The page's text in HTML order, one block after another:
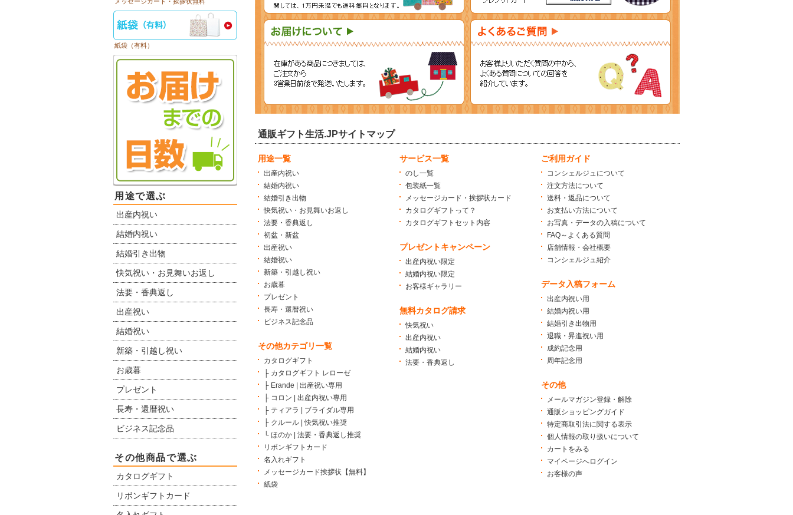
通販ギフト生活.JPサイトマップ
用途一覧
出産内祝い
結婚内祝い
結婚引き出物
快気祝い・お見舞いお返し
法要・香典返し
初盆・新盆
出産祝い
結婚祝い
新築・引越し祝い
お歳暮
プレゼント
長寿・還暦祝い
ビジネス記念品
その他カテゴリ一覧
カタログギフト
├ カタログギフト レローゼ
├ Erande | 出産祝い専用
├ コロン | 出産内祝い専用
├ ティアラ | ブライダル専用
├ クルール | 快気祝い推奨
└ ほのか | 法要・香典返し推奨
リボンギフトカード
名入れギフト
メッセージカード挨拶状【無料】
紙袋
サービス一覧
のし一覧
包装紙一覧
メッセージカード・挨拶状カード
カタログギフトって？
カタログギフトセット内容
プレゼントキャンペーン
出産内祝い限定
結婚内祝い限定
お客様ギャラリー
無料カタログ請求
快気祝い
出産内祝い
結婚内祝い
法要・香典返し
ご利用ガイド
コンシェルジュについて
注文方法について
送料・返品について
お支払い方法について
お写真・データの入稿について
FAQ～よくある質問
店舗情報・会社概要
コンシェルジュ紹介
データ入稿フォーム
出産内祝い用
結婚内祝い用
結婚引き出物用
退職・昇進祝い用
成約記念用
周年記念用
その他
メールマガジン登録・解除
通販ショッピングガイド
特定商取引法に関する表示
個人情報の取り扱いについて
カートをみる
マイページへログイン
お客様の声
紙袋（有料）
用途で選ぶ
出産内祝い
結婚内祝い
結婚引き出物
快気祝い・お見舞いお返し
法要・香典返し
出産祝い
結婚祝い
新築・引越し祝い
お歳暮
プレゼント
長寿・還暦祝い
ビジネス記念品
その他商品で選ぶ
カタログギフト
リボンギフトカード